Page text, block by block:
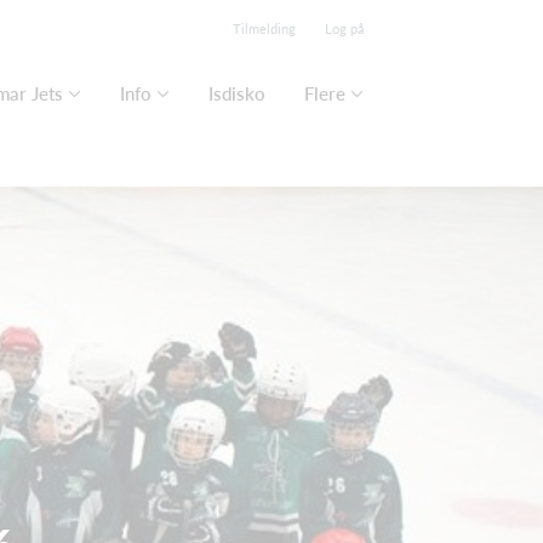
Tilmelding Log på
Jets Info Isdisko Flere